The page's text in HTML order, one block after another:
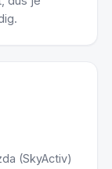
(SkyActiv)